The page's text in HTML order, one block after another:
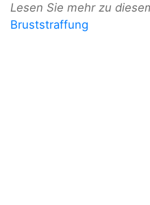
Lesen Sie mehr zu
Bruststraffung